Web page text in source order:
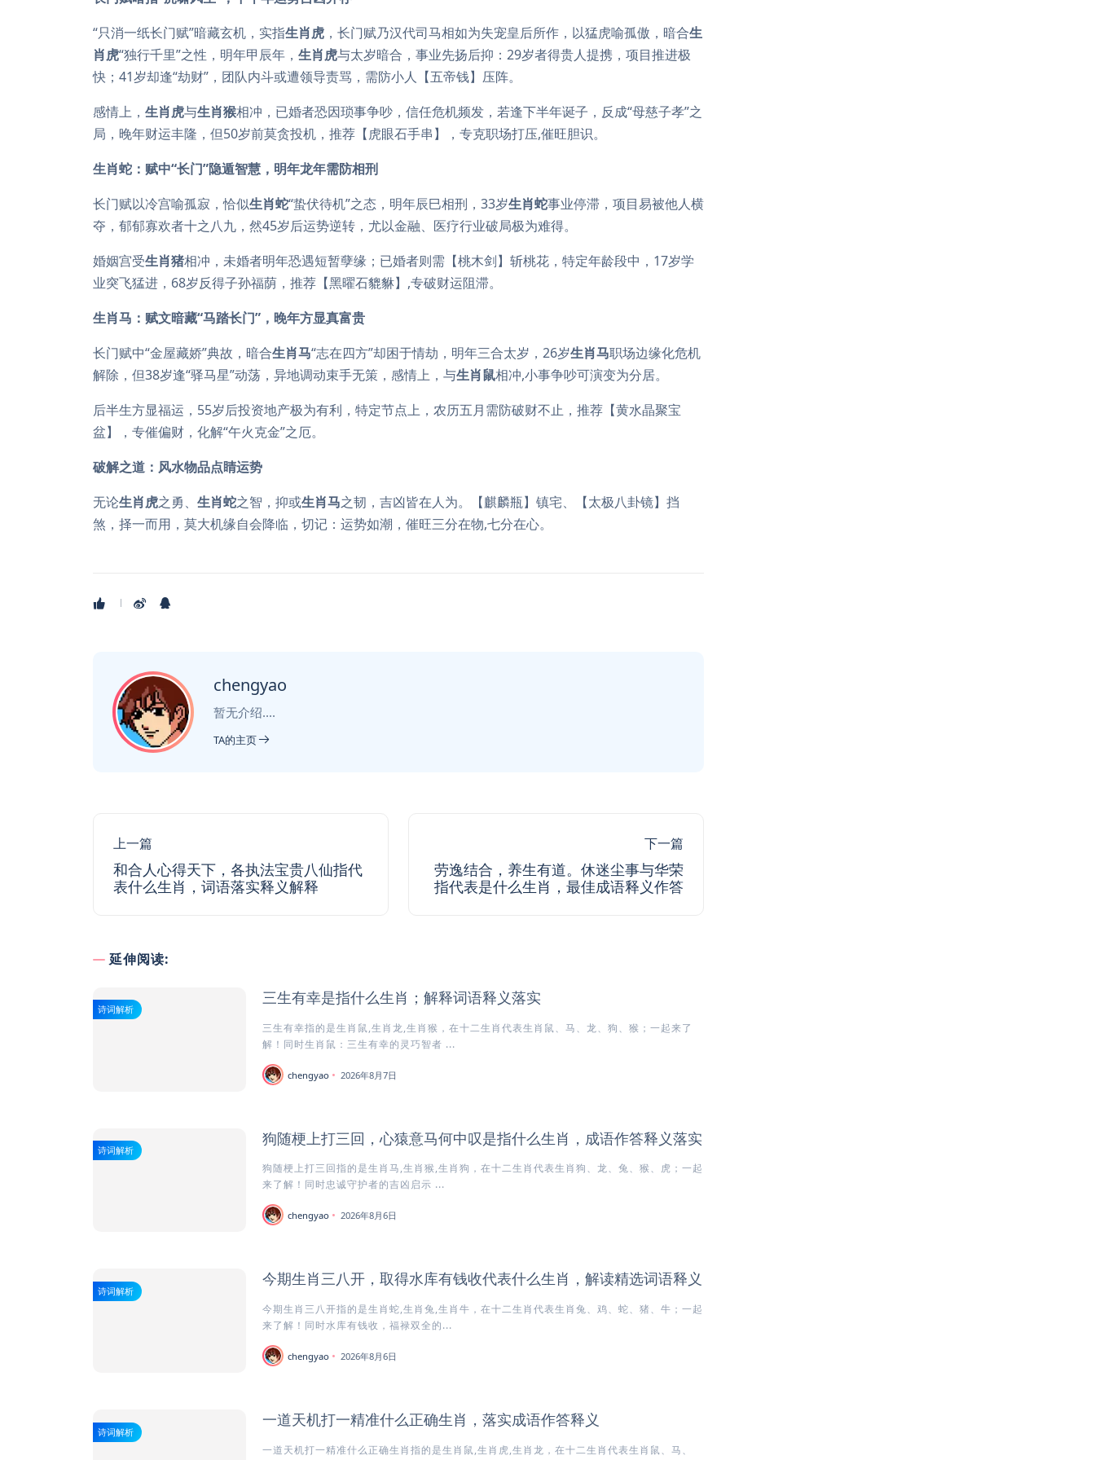
“只消一纸长门赋”暗藏玄机，实指生肖虎 ，长门赋乃汉代司马相如为失宠皇后所作，以猛虎喻孤傲，暗合生
肖虎“独行千里”之性，明年甲辰年， 生肖虎与太岁暗合，事业先扬后抑：29岁者得贵人提携，项目推进极
快；41岁却逢“劫财”，团队内斗或遭领导责骂，需防小人【五帝钱】压阵。
感情上， 生肖虎与生肖猴相冲，已婚者恐因琐事争吵，信任危机频发，若逢下半年诞子，反成“母慈子孝”之
局，晚年财运丰隆，但50岁前莫贪投机，推荐【虎眼石手串】，专克职场打压,催旺胆识。
生肖蛇：赋中“长门”隐遁智慧，明年龙年需防相刑
长门赋以冷宫喻孤寂，恰似生肖蛇“蛰伏待机”之态，明年辰巳相刑，33岁生肖蛇事业停滞，项目易被他人横
夺，郁郁寡欢者十之八九，然45岁后运势逆转，尤以金融、医疗行业破局极为难得。
婚姻宫受生肖猪相冲，未婚者明年恐遇短暂孽缘；已婚者则需【桃木剑】斩桃花，特定年龄段中，17岁学
业突飞猛进，68岁反得子孙福荫，推荐【黑曜石貔貅】,专破财运阻滞。
生肖马：赋文暗藏“马踏长门”，晚年方显真富贵
长门赋中“金屋藏娇”典故，暗合生肖马“志在四方”却困于情劫，明年三合太岁，26岁生肖马职场边缘化危机
解除，但38岁逢“驿马星”动荡，异地调动束手无策，感情上，与生肖鼠相冲,小事争吵可演变为分居。
后半生方显福运，55岁后投资地产极为有利，特定节点上，农历五月需防破财不止，推荐【黄水晶聚宝
盆】，专催偏财，化解“午火克金”之厄。
破解之道：风水物品点睛运势
无论生肖虎之勇、 生肖蛇之智，抑或生肖马之韧，吉凶皆在人为。【麒麟瓶】镇宅、【太极八卦镜】挡
煞，择一而用，莫大机缘自会降临，切记：运势如潮，催旺三分在物,七分在心。
chengyao
暂无介绍....
TA的主页
上一篇
和合人心得天下，各执法宝贵八仙指代
表什么生肖，词语落实释义解释
下一篇
劳逸结合，养生有道。休迷尘事与华荣
指代表是什么生肖，最佳成语释义作答
延伸阅读:
诗词解析
三生有幸是指什么生肖；解释词语释义落实
三生有幸指的是生肖鼠,生肖龙,生肖猴，在十二生肖代表生肖鼠、马、龙、狗、猴；一起来了
解！同时生肖鼠：三生有幸的灵巧智者 ...
chengyao 2026年8月7日
诗词解析
狗随梗上打三回，心猿意马何中叹是指什么生肖，成语作答释义落实
狗随梗上打三回指的是生肖马,生肖猴,生肖狗，在十二生肖代表生肖狗、龙、兔、猴、虎；一起
来了解！同时忠诚守护者的吉凶启示 ...
chengyao 2026年8月6日
诗词解析
今期生肖三八开，取得水库有钱收代表什么生肖，解读精选词语释义
今期生肖三八开指的是生肖蛇,生肖兔,生肖牛，在十二生肖代表生肖兔、鸡、蛇、猪、牛；一起
来了解！同时水库有钱收，福禄双全的...
chengyao 2026年8月6日
诗词解析
一道天机打一精准什么正确生肖，落实成语作答释义
一道天机打一精准什么正确生肖指的是生肖鼠,生肖虎,生肖龙，在十二生肖代表生肖鼠、马、